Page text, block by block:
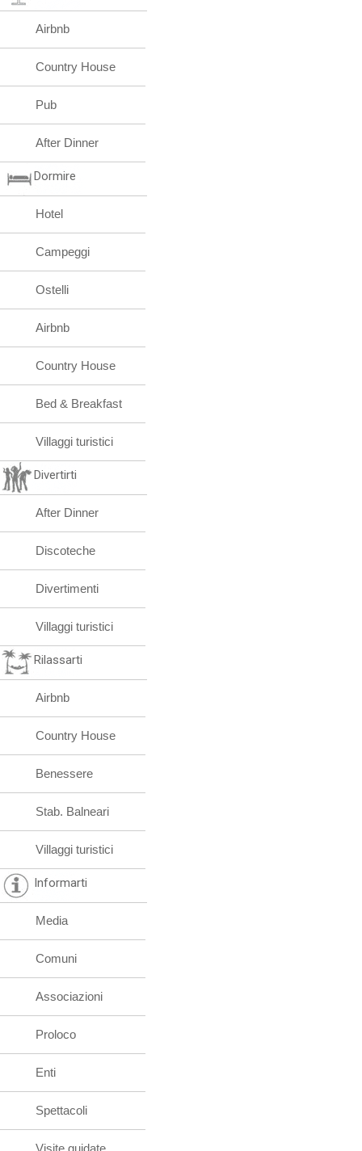
Airbnb
Country House
Pub
After Dinner
Dormire
Hotel
Campeggi
Ostelli
Airbnb
Country House
Bed & Breakfast
Villaggi turistici
Divertirti
After Dinner
Discoteche
Divertimenti
Villaggi turistici
Rilassarti
Airbnb
Country House
Benessere
Stab. Balneari
Villaggi turistici
Informarti
Media
Comuni
Associazioni
Proloco
Enti
Spettacoli
Visite guidate